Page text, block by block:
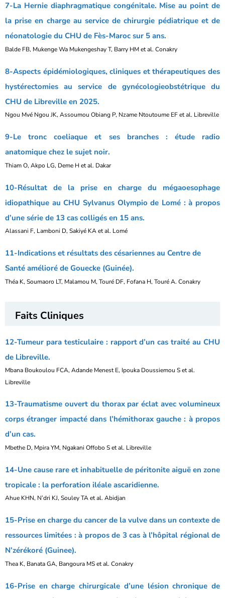
7-La Hernie diaphragmatique congénitale. Mise au point de
la prise en charge au service de chirurgie pédiatrique et de
néonatologie du CHU de Fès-Maroc sur 5 ans.
Balde FB, Mukenge Wa Mukengeshay T, Barry HM et al. Conakry
8-Aspects épidémiologiques, cliniques et thérapeutiques des
hystérectomies au service de gynécologieobstétrique du
CHU de Libreville en 2025.
Ngou Mvé Ngou JK, Assoumou Obiang P, Nzame Ntoutoume EF et al. Libreville
9-Le tronc coeliaque et ses branches : étude radio
anatomique chez le sujet noir.
Thiam O, Akpo LG, Deme H et al. Dakar
10-Résultat de la prise en charge du mégaoesophage
idiopathique au CHU Sylvanus Olympio de Lomé : à propos
d’une série de 13 cas colligés en 15 ans.
Alassani F, Lamboni D, Sakiyé KA et al. Lomé
11-Indications et résultats des césariennes au Centre de
Santé amélioré de Gouecke (Guinée).
Théa K, Soumaoro LT, Malamou M, Touré DF, Fofana H, Touré A. Conakry
Faits Cliniques
12-Tumeur para testiculaire : rapport d’un cas traité au CHU
de Libreville.
Mbana Boukoulou FCA, Adande Menest E, Ipouka Doussiemou S et al.
Libreville
13-Traumatisme ouvert du thorax par éclat avec volumineux
corps étranger impacté dans l’hémithorax gauche : à propos
d’un cas.
Mbethe D, Mpira YM, Ngakani Offobo S et al. Libreville
14-Une cause rare et inhabituelle de péritonite aiguë en zone
tropicale : la perforation iléale ascaridienne.
Ahue KHN, N’dri KJ, Souley TA et al. Abidjan
15-Prise en charge du cancer de la vulve dans un contexte de
ressources limitées : à propos de 3 cas à l’hôpital régional de
N’zérékoré (Guinee).
Thea K, Banata GA, Bangoura MS et al. Conakry
16-Prise en charge chirurgicale d’une lésion chronique de